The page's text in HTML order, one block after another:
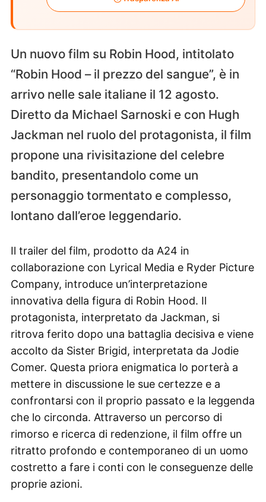
Un nuovo film su Robin Hood, intitolato
“Robin Hood – il prezzo del sangue”, è in
arrivo nelle sale italiane il 12 agosto.
Diretto da Michael Sarnoski e con Hugh
Jackman nel ruolo del protagonista, il film
propone una rivisitazione del celebre
bandito, presentandolo come un
personaggio tormentato e complesso,
lontano dall’eroe leggendario.
Il trailer del film, prodotto da A24 in
collaborazione con Lyrical Media e Ryder Picture
Company, introduce un’interpretazione
innovativa della figura di Robin Hood. Il
protagonista, interpretato da Jackman, si
ritrova ferito dopo una battaglia decisiva e viene
accolto da Sister Brigid, interpretata da Jodie
Comer. Questa priora enigmatica lo porterà a
mettere in discussione le sue certezze e a
confrontarsi con il proprio passato e la leggenda
che lo circonda. Attraverso un percorso di
rimorso e ricerca di redenzione, il film offre un
ritratto profondo e contemporaneo di un uomo
costretto a fare i conti con le conseguenze delle
proprie azioni.